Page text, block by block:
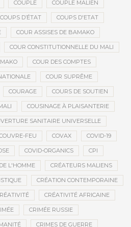
COUPLE COUPLE MALIEN
COUPS D’ÉTAT COUPS D'ETAT
COUR ASSISES DE BAMAKO
COUR CONSTITUTIONNELLE DU MALI
COUR DES COMPTES
COUR SUPRÊME
COURAGE COURS DE SOUTIEN
COUSINAGE À PLAISANTERIE
SANITAIRE UNIVERSELLE
FEU COVAX COVID-19
COVID-ORGANICS CPI
L'HOMME CRÉATEURS MALIENS
CRÉATION CONTEMPORAINE
CRÉATIVITÉ AFRICAINE
CRIMÉE RUSSIE
CRIMES DE GUERRE